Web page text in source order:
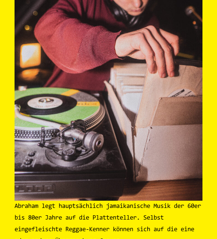
Abraham legt hauptsächlich jamaikanische Musik der 60er
bis 80er Jahre auf die Plattenteller. Selbst
eingefleischte Reggae-Kenner können sich auf die eine